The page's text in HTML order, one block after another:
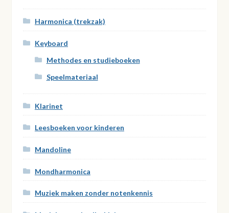
Harmonica (trekzak)
Keyboard
Methodes en studieboeken
Speelmateriaal
Klarinet
Leesboeken voor kinderen
Mandoline
Mondharmonica
Muziek maken zonder notenkennis